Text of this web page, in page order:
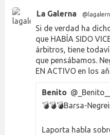
La Galerna
Si de verdad ha
que HABÍA SIDO
árbitros, tiene
que pensábamos.
EN ACTIVO en los
Benito
💣💣💣Barsa-
Laporta habla